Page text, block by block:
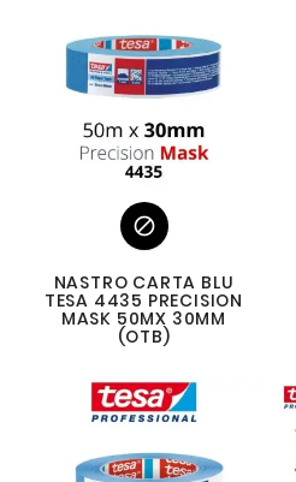

NASTRO CARTA BLU
TESA 4435 PRECISION
MASK 50MX 30MM
(OTB)